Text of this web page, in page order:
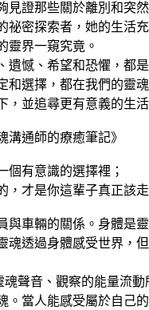
見證那些關於離別和突
祕密探索者，她的生活
靈界一窺究竟。
遺憾、希望和恐懼，都
和選擇，都在我們的靈
，並追尋更有意義的生
溝通師的療癒筆記》
個有意識的選擇裡；
，才是你這輩子真正
與車輛的關係。身體是
魂透過身體感受世界，
魂聲音、觀察的能量流
。當人能感受屬於自己